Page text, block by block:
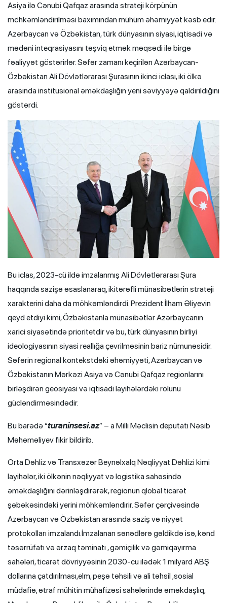
Asiya ilə Cənubi Qafqaz arasında strateji körpünün
möhkəmləndirilməsi baxımından mühüm əhəmiyyət kəsb edir.
Azərbaycan və Özbəkistan, türk dünyasının siyasi, iqtisadi və
mədəni inteqrasiyasını təşviq etmək məqsədi ilə birgə
fəaliyyət göstərirlər. Səfər zamanı keçirilən Azərbaycan-
Özbəkistan Ali Dövlətlərarası Şurasının ikinci iclası, iki ölkə
arasında institusional əməkdaşlığın yeni səviyyəyə qaldırıldığını
göstərdi.
Bu iclas, 2023-cü ildə imzalanmış Ali Dövlətlərarası Şura
haqqında sazişə əsaslanaraq, ikitərəfli münasibətlərin strateji
xarakterini daha da möhkəmləndirdi. Prezident İlham Əliyevin
qeyd etdiyi kimi, Özbəkistanla münasibətlər Azərbaycanın
xarici siyasətində prioritetdir və bu, türk dünyasının birliyi
ideologiyasının siyasi reallığa çevrilməsinin bariz nümunəsidir.
Səfərin regional kontekstdəki əhəmiyyəti, Azərbaycan və
Özbəkistanın Mərkəzi Asiya və Cənubi Qafqaz regionlarını
birləşdirən geosiyasi və iqtisadi layihələrdəki rolunu
gücləndirməsindədir.
Bu barədə “turaninsesi.az” – a Milli Məclisin deputatı Nəsib
Məhəməliyev fikir bildirib.
Orta Dəhliz və Transxəzər Beynəlxalq Nəqliyyat Dəhlizi kimi
layihələr, iki ölkənin nəqliyyat və logistika sahəsində
əməkdaşlığını dərinləşdirərək, regionun qlobal ticarət
şəbəkəsindəki yerini möhkəmləndirir. Səfər çərçivəsində
Azərbaycan və Özbəkistan arasında saziş və niyyət
protokolları imzalandı.İmzalanan sənədlərə gəldikdə isə, kənd
təsərrüfatı və ərzaq təminatı , gəmiçilik və gəmiqayırma
sahələri, ticarət dövriyyəsinin 2030-cu ilədək 1 milyard ABŞ
dollarına çatdırılması,elm, peşə təhsili və ali təhsil ,sosial
müdafiə, ətraf mühitin mühafizəsi sahələrində əməkdaşlıq,